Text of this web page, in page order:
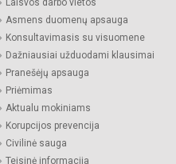
Laisvos darbo vietos
Asmens duomenų apsauga
Konsultavimasis su visuomene
Dažniausiai užduodami klausimai
Pranešėjų apsauga
Priėmimas
Aktualu mokiniams
Korupcijos prevencija
Civilinė sauga
Teisinė informacija